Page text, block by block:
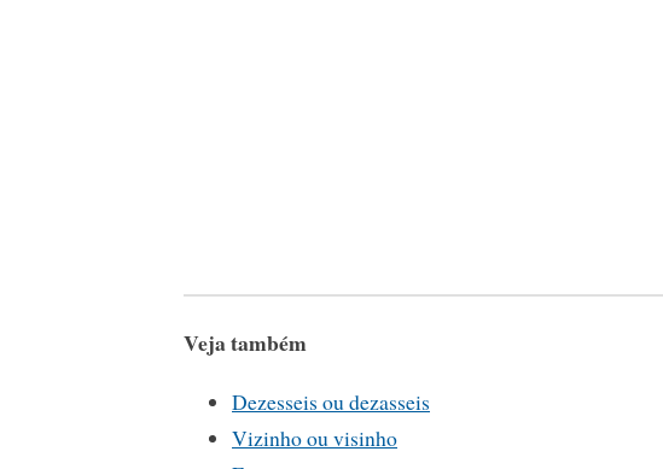
Veja também
Dezesseis ou dezasseis
Vizinho ou visinho